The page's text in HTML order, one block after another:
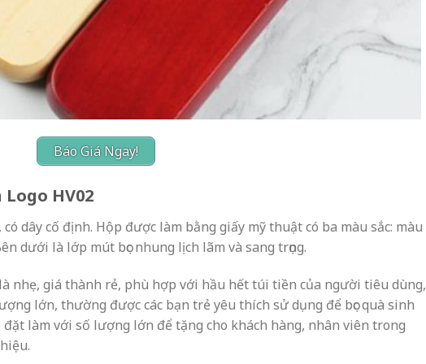
Báo Giá Ngay!
HV02
dây cố định. Hộp được làm bằng giấy mỹ thuật có ba màu sắc: màu
dưới là lớp mút bọc nhung lịch lãm và sang trọng.
nhẹ, giá thành rẻ, phù hợp với hầu hết túi tiền của người tiêu dùng,
lớn, thường được các bạn trẻ yêu thích sử dụng để bọc quà sinh
làm với số lượng lớn để tặng cho khách hàng, nhân viên trong